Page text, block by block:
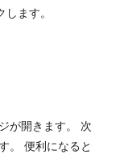
ます。
が開きます。 次
。 便利になると